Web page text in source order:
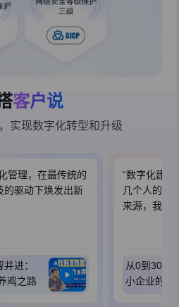
客户说
实现数字化转型和升级
管理，在最传统的
的驱动下焕发出新
进：
鸡之路
“数字化建
几个人的小
来源，我认
从0到3000
小企业的数